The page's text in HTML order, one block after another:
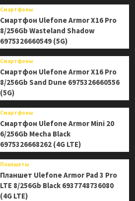
Смартфоны
Смартфон Ulefone Armor X16 Pro
8/256Gb Wasteland Shadow
6975326660549 (5G)
Смартфоны
Смартфон Ulefone Armor X16 Pro
8/256Gb Sand Dune 6975326660556
(5G)
Смартфоны
Смартфон Ulefone Armor Mini 20
6/256Gb Mecha Black
6975326668262 (4G LTE)
Планшеты
Планшет Ulefone Armor Pad 3 Pro
LTE 8/256Gb Black 6937748736080
(4G LTE)